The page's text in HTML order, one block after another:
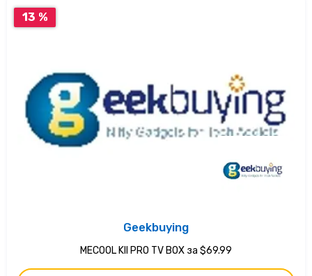
13 %
Geekbuying
MECOOL KII PRO TV BOX за $69.99